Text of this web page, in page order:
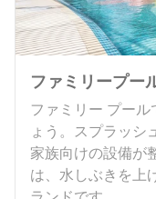
ファミリープー
ファミリー プー
ょう。スプラッシ
家族向けの設備が
は、水しぶきを上